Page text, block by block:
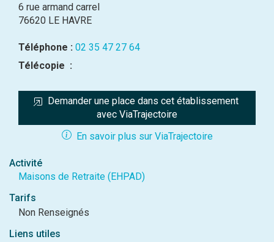
6 rue armand carrel
76620 LE HAVRE
Téléphone : 02 35 47 27 64
Télécopie :
Demander une place dans cet établissement
avec ViaTrajectoire
En savoir plus sur ViaTrajectoire
Activité
Maisons de Retraite (EHPAD)
Tarifs
Non Renseignés
Liens utiles